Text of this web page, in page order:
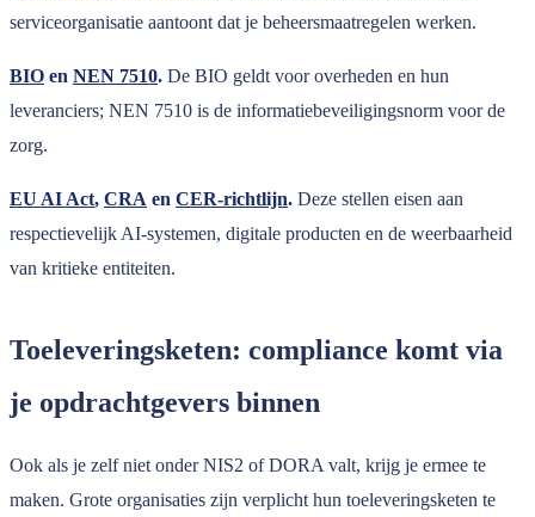
serviceorganisatie aantoont dat je beheersmaatregelen werken.
BIO en NEN 7510. De BIO geldt voor overheden en hun
leveranciers; NEN 7510 is de informatiebeveiligingsnorm voor de
zorg.
EU AI Act, CRA en CER-richtlijn. Deze stellen eisen aan
respectievelijk AI-systemen, digitale producten en de weerbaarheid
van kritieke entiteiten.
Toeleveringsketen: compliance komt via
je opdrachtgevers binnen
Ook als je zelf niet onder NIS2 of DORA valt, krijg je ermee te
maken. Grote organisaties zijn verplicht hun toeleveringsketen te